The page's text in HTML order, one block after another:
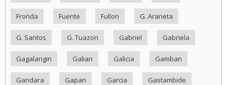
Fronda Fuente Fullon G. Araneta
G. Santos G. Tuazon Gabriel Gabriela
Gagalangin Galian Galicia Gamban
Gandara Gapan Garcia Gastambide